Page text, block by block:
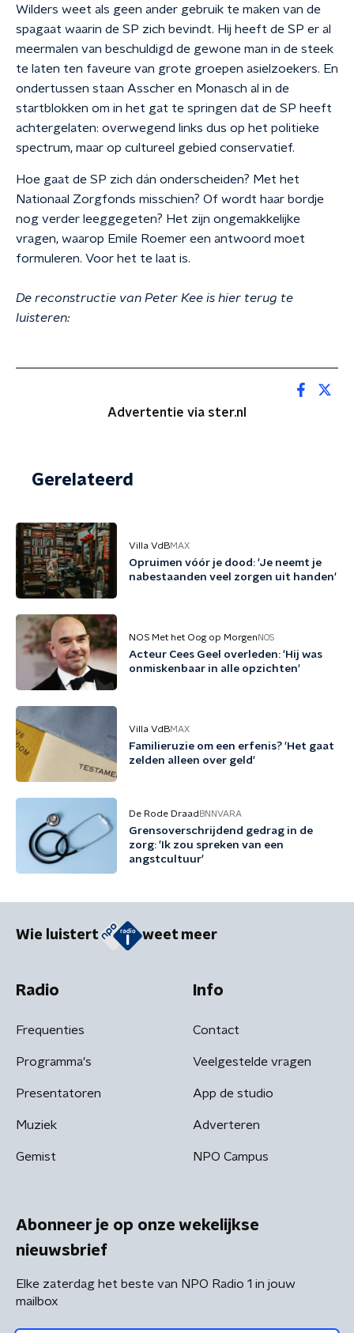
Wilders weet als geen ander gebruik te maken van de
spagaat waarin de SP zich bevindt. Hij heeft de SP er al
meermalen van beschuldigd de gewone man in de steek
te laten ten faveure van grote groepen asielzoekers. En
ondertussen staan Asscher en Monasch al in de
startblokken om in het gat te springen dat de SP heeft
achtergelaten: overwegend links dus op het politieke
spectrum, maar op cultureel gebied conservatief.
Hoe gaat de SP zich dán onderscheiden? Met het
Nationaal Zorgfonds misschien? Of wordt haar bordje
nog verder leeggegeten? Het zijn ongemakkelijke
vragen, waarop Emile Roemer een antwoord moet
formuleren. Voor het te laat is.
De reconstructie van Peter Kee is hier terug te
luisteren:
Advertentie via ster.nl
Gerelateerd
Villa VdBMAX
Opruimen vóór je dood: 'Je neemt je
nabestaanden veel zorgen uit handen'
NOS Met het Oog op Morgen NOS
Acteur Cees Geel overleden: 'Hij was
onmiskenbaar in alle opzichten'
Villa VdBMAX
Familieruzie om een erfenis? 'Het gaat
zelden alleen over geld'
De Rode Draad BNNVARA
Grensoverschrijdend gedrag in de
zorg: 'Ik zou spreken van een
angstcultuur'
Wie luistert weet meer
Radio
Frequenties
Programma's
Presentatoren
Muziek
Gemist
Info
Contact
Veelgestelde vragen
App de studio
Adverteren
NPO Campus
Abonneer je op onze wekelijkse
nieuwsbrief
Elke zaterdag het beste van NPO Radio 1 in jouw
mailbox